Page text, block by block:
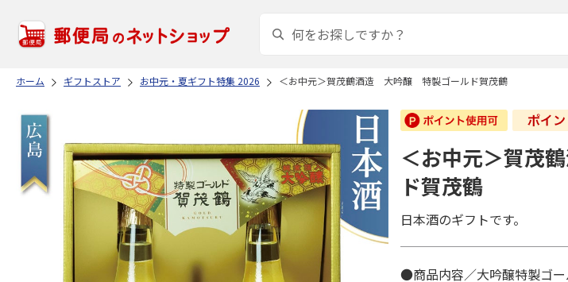
ホーム ギフトストア お中元・夏ギフト特集 2026 ＜お中元＞賀茂鶴酒造 大吟醸 特製ゴールド賀茂鶴
＜お中元＞賀茂
ド賀茂鶴
日本酒のギフトです。
●商品内容／大吟醸特製ゴ